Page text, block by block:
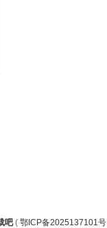
吧( 鄂ICP备2025137101号